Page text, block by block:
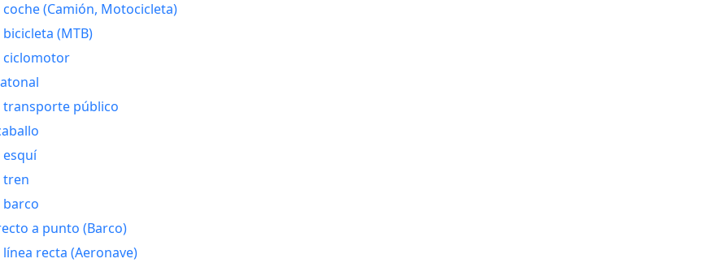
(Camión, Motocicleta)
(MTB)
ciclomotor
público
tren
a punto (Barco)
recta (Aeronave)